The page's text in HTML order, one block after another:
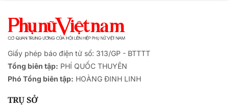
Giấy phép báo điện tử số: 313/GP - BTTTT
Tổng biên tập: PHÍ QUỐC THUYÊN
Phó Tổng biên tập: HOÀNG ĐINH LINH
TRỤ SỞ